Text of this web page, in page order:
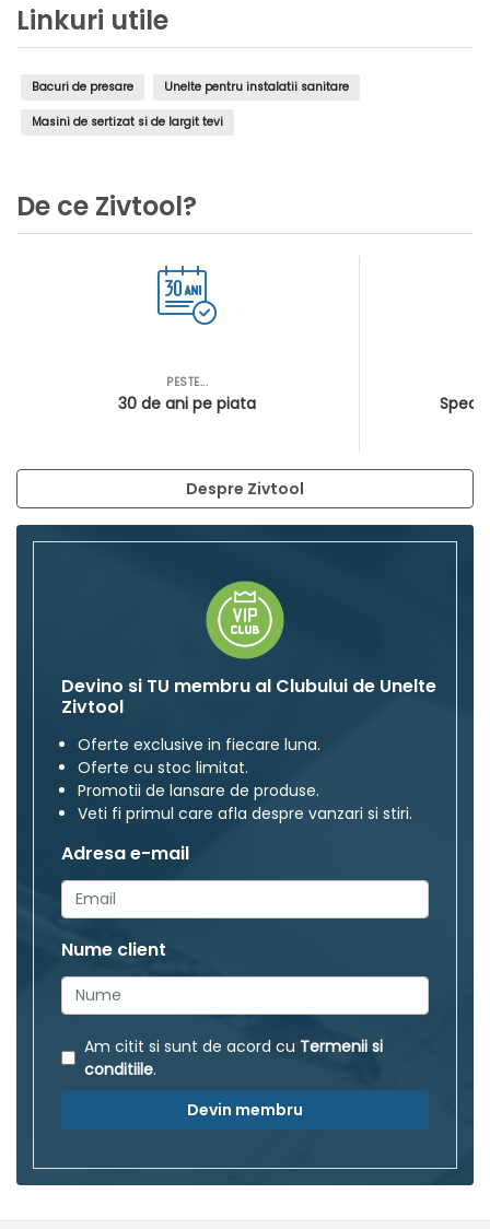
Linkuri utile
Bacuri de presare Unelte pentru instalatii sanitare
Masini de sertizat si de largit tevi
De ce Zivtool?
PESTE...
30 de ani pe piata
Despre Zivtool
Devino si TU membru al Clubului de Unelte
Zivtool
Oferte exclusive in fiecare luna.
Oferte cu stoc limitat.
Promotii de lansare de produse.
Veti fi primul care afla despre vanzari si stiri.
Adresa e-mail
Nume client
Am citit si sunt de acord cu Termenii si
conditiile.
Devin membru